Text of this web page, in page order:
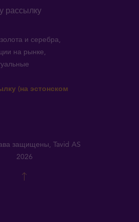
рассылку
и серебра,
на рынке,
(на эстонском
защищены, Tavid AS
2026